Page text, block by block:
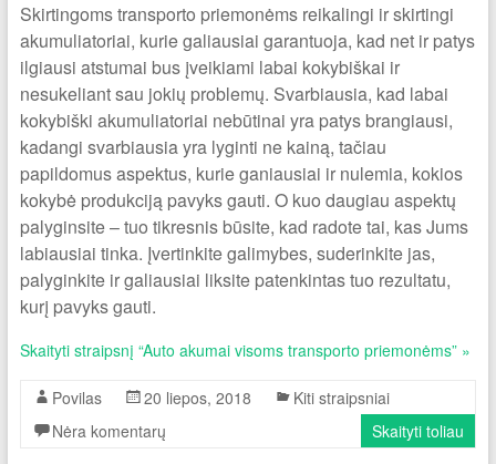
Skirtingoms transporto priemonėms reikalingi ir skirtingi
akumuliatoriai, kurie galiausiai garantuoja, kad net ir patys
ilgiausi atstumai bus įveikiami labai kokybiškai ir
nesukeliant sau jokių problemų. Svarbiausia, kad labai
kokybiški akumuliatoriai nebūtinai yra patys brangiausi,
kadangi svarbiausia yra lyginti ne kainą, tačiau
papildomus aspektus, kurie ganiausiai ir nulemia, kokios
kokybė produkciją pavyks gauti. O kuo daugiau aspektų
palyginsite – tuo tikresnis būsite, kad radote tai, kas Jums
labiausiai tinka. Įvertinkite galimybes, suderinkite jas,
palyginkite ir galiausiai liksite patenkintas tuo rezultatu,
kurį pavyks gauti.
Skaityti straipsnį “Auto akumai visoms transporto priemonėms” »
Povilas 20 liepos, 2018
Kiti straipsniai
Nėra komentarų
Skaityti toliau